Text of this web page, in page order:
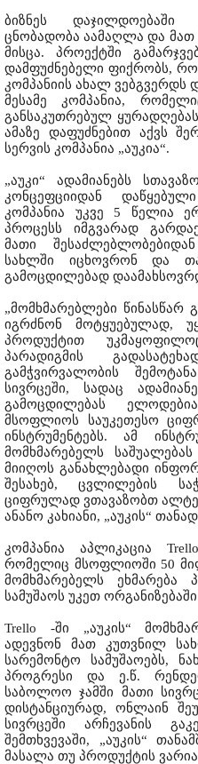
ბიზნეს დაჯილდოებაში
ცნობადობა აამაღლა და მათ
მისცა. პროექტში
დამფუძნებელი ფიქრობს,
კომპანიის ახალ ვებგვერდს
მესამე კომპანია,
განსაკუთრებულ
ამაზე დაფუძნებით აქვს
სერვის კომპანია „აუკია“.
„აუკი“ ადამიანებს
კონცეფციიდან
კომპანია უკვე 5 წელია
პროცესს იმგვარად
მათი
სახლში იცხოვრონ და
გამოცდილებად
„მომხმარებლები წინასწარ
იგრძნონ მოტყუებულად,
პროდუქტით
პარადიგმის
გამჭვირვალობის
სივრცეში, სადაც
გამოცდილებას
მსოფლიოს საუკეთესო
ინსტრუმენტებს. ამ
მომხმარებელს
მიიღოს განახლებადი
შესახებ, ცვლილების
ციფრულად ვთავაზობთ
ანანო კახიანი, „აუკის“
კომპანია აპლიკაცია
რომელიც მსოფლიოში 50
მომხმარებელს ეხმარება
სამუშაოს უკეთ
Trello -ში „აუკის“
ადევნონ მათ კუთვნილ
სარემონტო სამუშაოებს,
პროგრესი და ე.წ.
საბოლოო ჯამში მათი
დისტანციურად, ონლაინ
სივრცეში არჩევანის
შემთხვევაში, „აუკის“
მასალა თუ პროდუქტის